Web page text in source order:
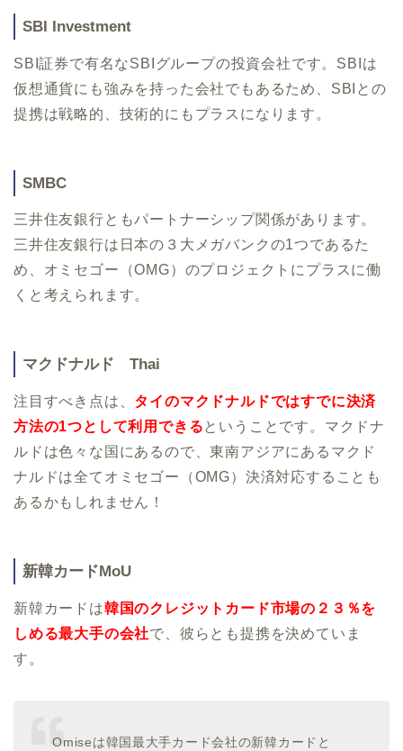
SBI Investment
SBI証券で有名なSBIグループの投資会社です。SBIは
仮想通貨にも強みを持った会社でもあるため、SBIとの
提携は戦略的、技術的にもプラスになります。
SMBC
三井住友銀行ともパートナーシップ関係があります。
三井住友銀行は日本の３大メガバンクの1つであるた
め、オミセゴー（OMG）のプロジェクトにプラスに働
くと考えられます。
マクドナルド Thai
注目すべき点は、 タイのマクドナルドではすでに決済
方法の1つとして利用できるということです。マクドナ
ルドは色々な国にあるので、東南アジアにあるマクド
ナルドは全てオミセゴー（OMG）決済対応することも
あるかもしれません！
新韓カードMoU
新韓カードは韓国のクレジットカード市場の２３％を
しめる最大手の会社で、彼らとも提携を決めていま
す。
Omiseは韓国最大手カード会社の新韓カードと